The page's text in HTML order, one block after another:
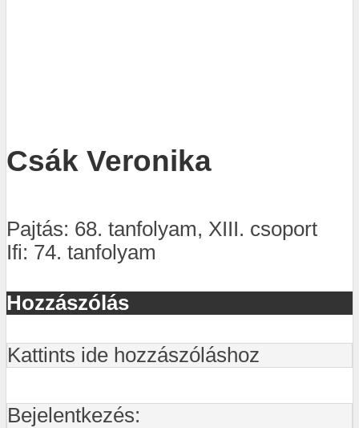
Csák Veronika
Pajtás: 68. tanfolyam, XIII. csoport
Ifi: 74. tanfolyam
Hozzászólás
Kattints ide hozzászóláshoz
Bejelentkezés: